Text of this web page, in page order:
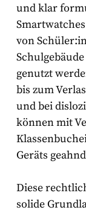
und klar
von
genutzt
bis zum
und bei
können mit
Geräts
Diese
solide